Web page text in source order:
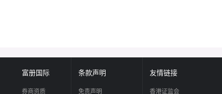
富册国际
券商资质
条款声明
免责声明
友情链接
香港证监会